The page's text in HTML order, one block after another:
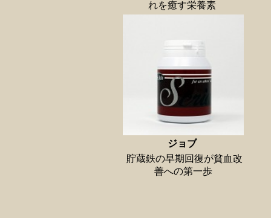
れを癒す栄養素
ジョブ
貯蔵鉄の早期回復が貧血改
善への第一歩